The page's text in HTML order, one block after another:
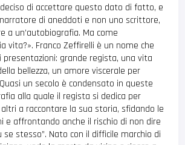
di accettare questo dato di fatto, e
di aneddoti e non uno scrittore,
a un’autobiografia. Ma come
vita?». Franco Zeffirelli è un nome che
presentazioni: grande regista, una vita
bellezza, un amore viscerale per
un secolo è condensato in queste
alla quale il regista si dedica per
a raccontare la sua storia, sfidando le
e affrontando anche il rischio di non dire
stesso”. Nato con il difficile marchio di